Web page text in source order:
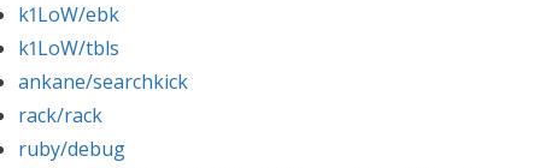
k1LoW/ebk
k1LoW/tbls
ankane/searchkick
rack/rack
ruby/debug